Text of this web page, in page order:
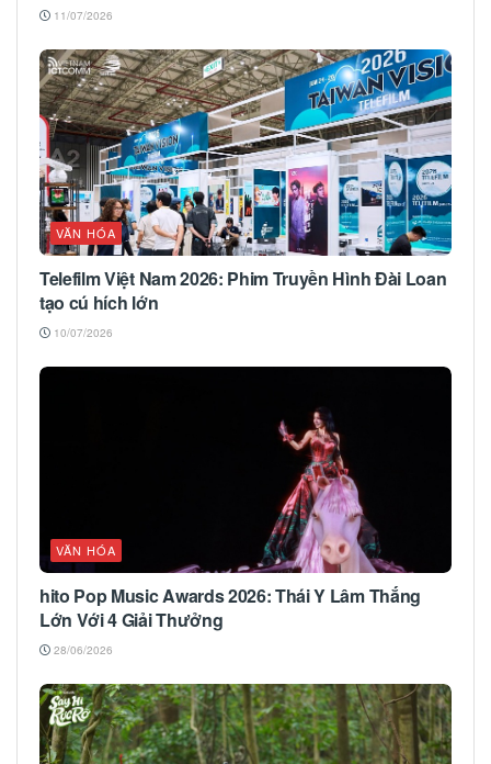
11/07/2026
VĂN HÓA
Telefilm Việt Nam 2026: Phim Truyền Hình Đài Loan
tạo cú hích lớn
10/07/2026
VĂN HÓA
hito Pop Music Awards 2026: Thái Y Lâm Thắng
Lớn Với 4 Giải Thưởng
28/06/2026